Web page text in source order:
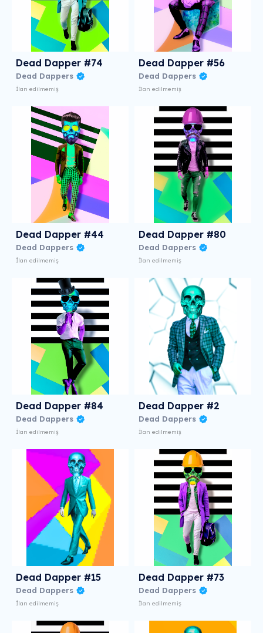
Dead Dapper #74
Dead Dappers
İlan edilmemiş
Dead Dapper #56
Dead Dappers
İlan edilmemiş
Dead Dapper #44
Dead Dappers
İlan edilmemiş
Dead Dapper #80
Dead Dappers
İlan edilmemiş
Dead Dapper #84
Dead Dappers
İlan edilmemiş
Dead Dapper #2
Dead Dappers
İlan edilmemiş
Dead Dapper #15
Dead Dappers
İlan edilmemiş
Dead Dapper #73
Dead Dappers
İlan edilmemiş